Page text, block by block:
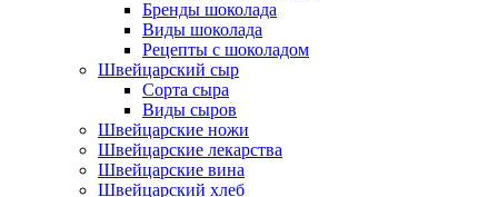
Бренды шоколада
Виды шоколада
Рецепты с шоколадом
Швейцарский сыр
Сорта сыра
Виды сыров
Швейцарские ножи
Швейцарские лекарства
Швейцарские вина
Швейцарский хлеб